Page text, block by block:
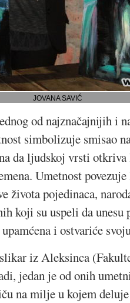
JOVANA SAVIĆ
od najznačajnijih i
simbolizuje smisao
da ljudskoj vrsti
Umetnost
života pojedinaca,
koji su uspeli da
i ostvariće
iz Aleksinca
jedan je od onih
na milje u kojem